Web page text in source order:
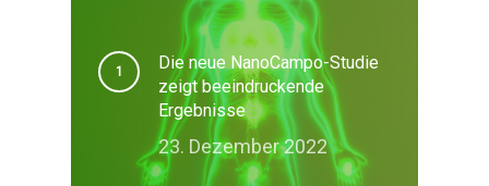
Die neue NanoCampo-Studie
zeigt beeindruckende
Ergebnisse
23. Dezember 2022